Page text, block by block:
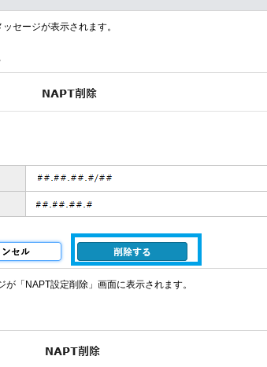
セージが表示されます。
「NAPT設定削除」画面に表示されます。